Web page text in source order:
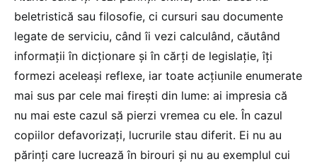
beletristică sau filosofie, ci cursuri sau documente
legate de serviciu, când îi vezi calculând, căutând
informaţii în dicţionare şi în cărţi de legislație, îţi
formezi aceleaşi reflexe, iar toate acţiunile enumerate
mai sus par cele mai fireşti din lume: ai impresia că
nu mai este cazul să pierzi vremea cu ele. În cazul
copiilor defavorizaţi, lucrurile stau diferit. Ei nu au
părinţi care lucrează în birouri şi nu au exemplul cui